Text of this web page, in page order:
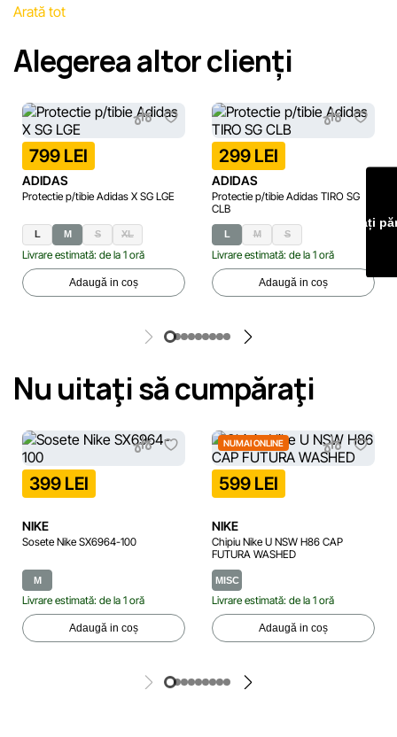
erori în cel mai scurt termen rezonabil.
Arată tot
Alegerea altor clienți
799 LEI
ADIDAS
Protectie p/tibie Adidas X SG LGE
L M S XL
Livrare estimată: de la 1 oră
Adaugă in coș
299 LEI
ADIDAS
Protectie p/tibie Adidas TIRO SG
CLB
L M S
Livrare estimată: de la 1 oră
Adaugă in coș
Nu uitaţi să cumpăraţi
399 LEI
NIKE
Sosete Nike SX6964-100
M
Livrare estimată: de la 1 oră
Adaugă in coș
NUMAI ONLINE
599 LEI
NIKE
Chipiu Nike U NSW H86 CAP
FUTURA WASHED
MISC
Livrare estimată: de la 1 oră
Adaugă in coș
Lăsați